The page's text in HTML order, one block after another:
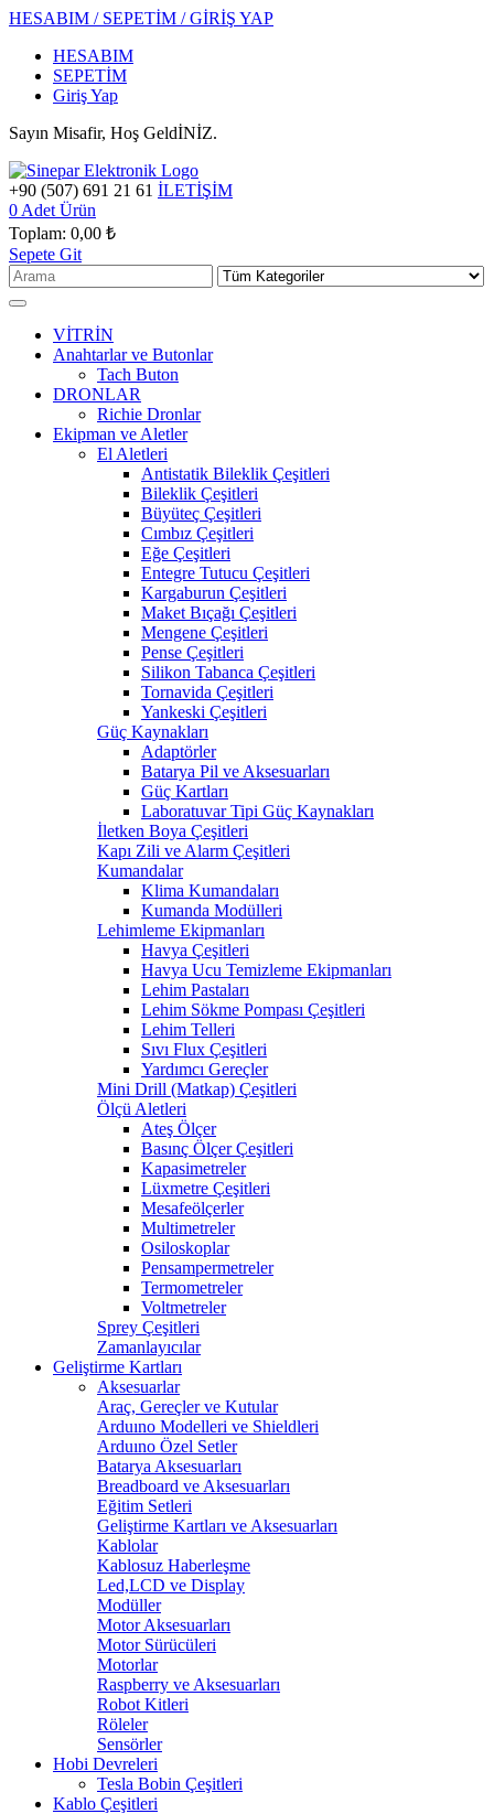
HESABIM / SEPETİM / GİRİŞ YAP
HESABIM
SEPETİM
Giriş Yap
Sayın Misafir, Hoş GeldİNİZ.
+90 (507) 691 21 61 İLETİŞİM
0 Adet Ürün
Toplam: 0,00 ₺
Sepete Git
VİTRİN
Anahtarlar ve Butonlar
Tach Buton
DRONLAR
Richie Dronlar
Ekipman ve Aletler
El Aletleri
Antistatik Bileklik Çeşitleri
Bileklik Çeşitleri
Büyüteç Çeşitleri
Cımbız Çeşitleri
Eğe Çeşitleri
Entegre Tutucu Çeşitleri
Kargaburun Çeşitleri
Maket Bıçağı Çeşitleri
Mengene Çeşitleri
Pense Çeşitleri
Silikon Tabanca Çeşitleri
Tornavida Çeşitleri
Yankeski Çeşitleri
Güç Kaynakları
Adaptörler
Batarya Pil ve Aksesuarları
Güç Kartları
Laboratuvar Tipi Güç Kaynakları
İletken Boya Çeşitleri
Kapı Zili ve Alarm Çeşitleri
Kumandalar
Klima Kumandaları
Kumanda Modülleri
Lehimleme Ekipmanları
Havya Çeşitleri
Havya Ucu Temizleme Ekipmanları
Lehim Pastaları
Lehim Sökme Pompası Çeşitleri
Lehim Telleri
Sıvı Flux Çeşitleri
Yardımcı Gereçler
Mini Drill (Matkap) Çeşitleri
Ölçü Aletleri
Ateş Ölçer
Basınç Ölçer Çeşitleri
Kapasimetreler
Lüxmetre Çeşitleri
Mesafeölçerler
Multimetreler
Osiloskoplar
Pensampermetreler
Termometreler
Voltmetreler
Sprey Çeşitleri
Zamanlayıcılar
Geliştirme Kartları
Aksesuarlar
Araç, Gereçler ve Kutular
Arduıno Modelleri ve Shieldleri
Arduıno Özel Setler
Batarya Aksesuarları
Breadboard ve Aksesuarları
Eğitim Setleri
Geliştirme Kartları ve Aksesuarları
Kablolar
Kablosuz Haberleşme
Led,LCD ve Display
Modüller
Motor Aksesuarları
Motor Sürücüleri
Motorlar
Raspberry ve Aksesuarları
Robot Kitleri
Röleler
Sensörler
Hobi Devreleri
Tesla Bobin Çeşitleri
Kablo Çeşitleri